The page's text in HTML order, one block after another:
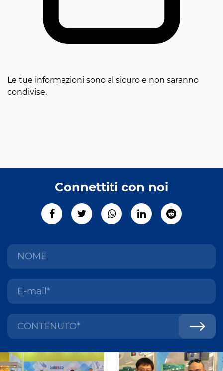
Le tue informazioni sono al sicuro e non saranno
condivise.
Connettiti con noi